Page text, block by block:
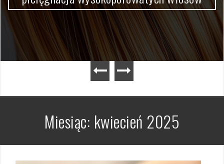
Miesiąc: kwiecień 2025